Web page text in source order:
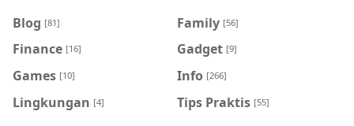
Blog [81] Family [56]
Finance [16] Gadget [9]
Games [10] Info [266]
Lingkungan [4] Tips Praktis [55]